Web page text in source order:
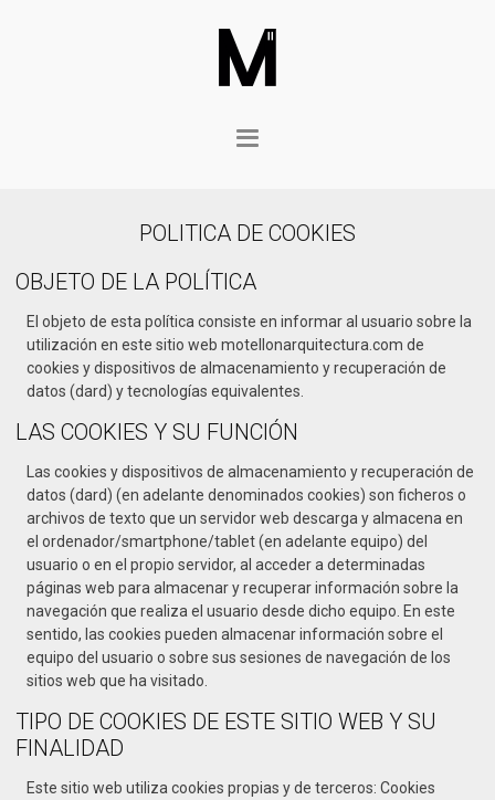
POLITICA DE COOKIES
OBJETO DE LA POLÍTICA
El objeto de esta política consiste en informar al usuario sobre la
utilización en este sitio web motellonarquitectura.com de
cookies y dispositivos de almacenamiento y recuperación de
datos (dard) y tecnologías equivalentes.
LAS COOKIES Y SU FUNCIÓN
Las cookies y dispositivos de almacenamiento y recuperación de
datos (dard) (en adelante denominados cookies) son ficheros o
archivos de texto que un servidor web descarga y almacena en
el ordenador/smartphone/tablet (en adelante equipo) del
usuario o en el propio servidor, al acceder a determinadas
páginas web para almacenar y recuperar información sobre la
navegación que realiza el usuario desde dicho equipo. En este
sentido, las cookies pueden almacenar información sobre el
equipo del usuario o sobre sus sesiones de navegación de los
sitios web que ha visitado.
TIPO DE COOKIES DE ESTE SITIO WEB Y SU
FINALIDAD
Este sitio web utiliza cookies propias y de terceros: Cookies